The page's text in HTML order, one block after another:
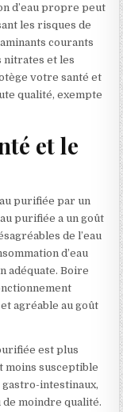
d’eau propre peut
les risques de
courants
nitrates et les
votre santé et
qualité, exempte
et le
purifiée par un
purifiée a un goût
de l’eau
d’eau
adéquate. Boire
agréable au goût
est plus
moins susceptible
intestinaux,
moindre qualité.